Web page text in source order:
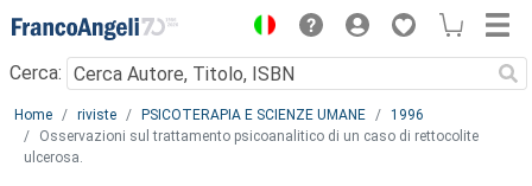
Menu
Cerca:
Main content
Home riviste PSICOTERAPIA E SCIENZE UMANE
1996
Osservazioni sul trattamento psicoanalitico di un caso di rettocolite
ulcerosa.